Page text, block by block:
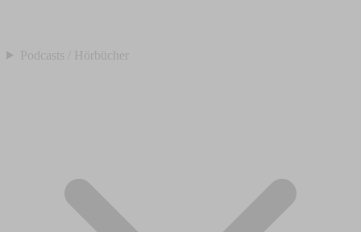
Podcasts / Hörbücher